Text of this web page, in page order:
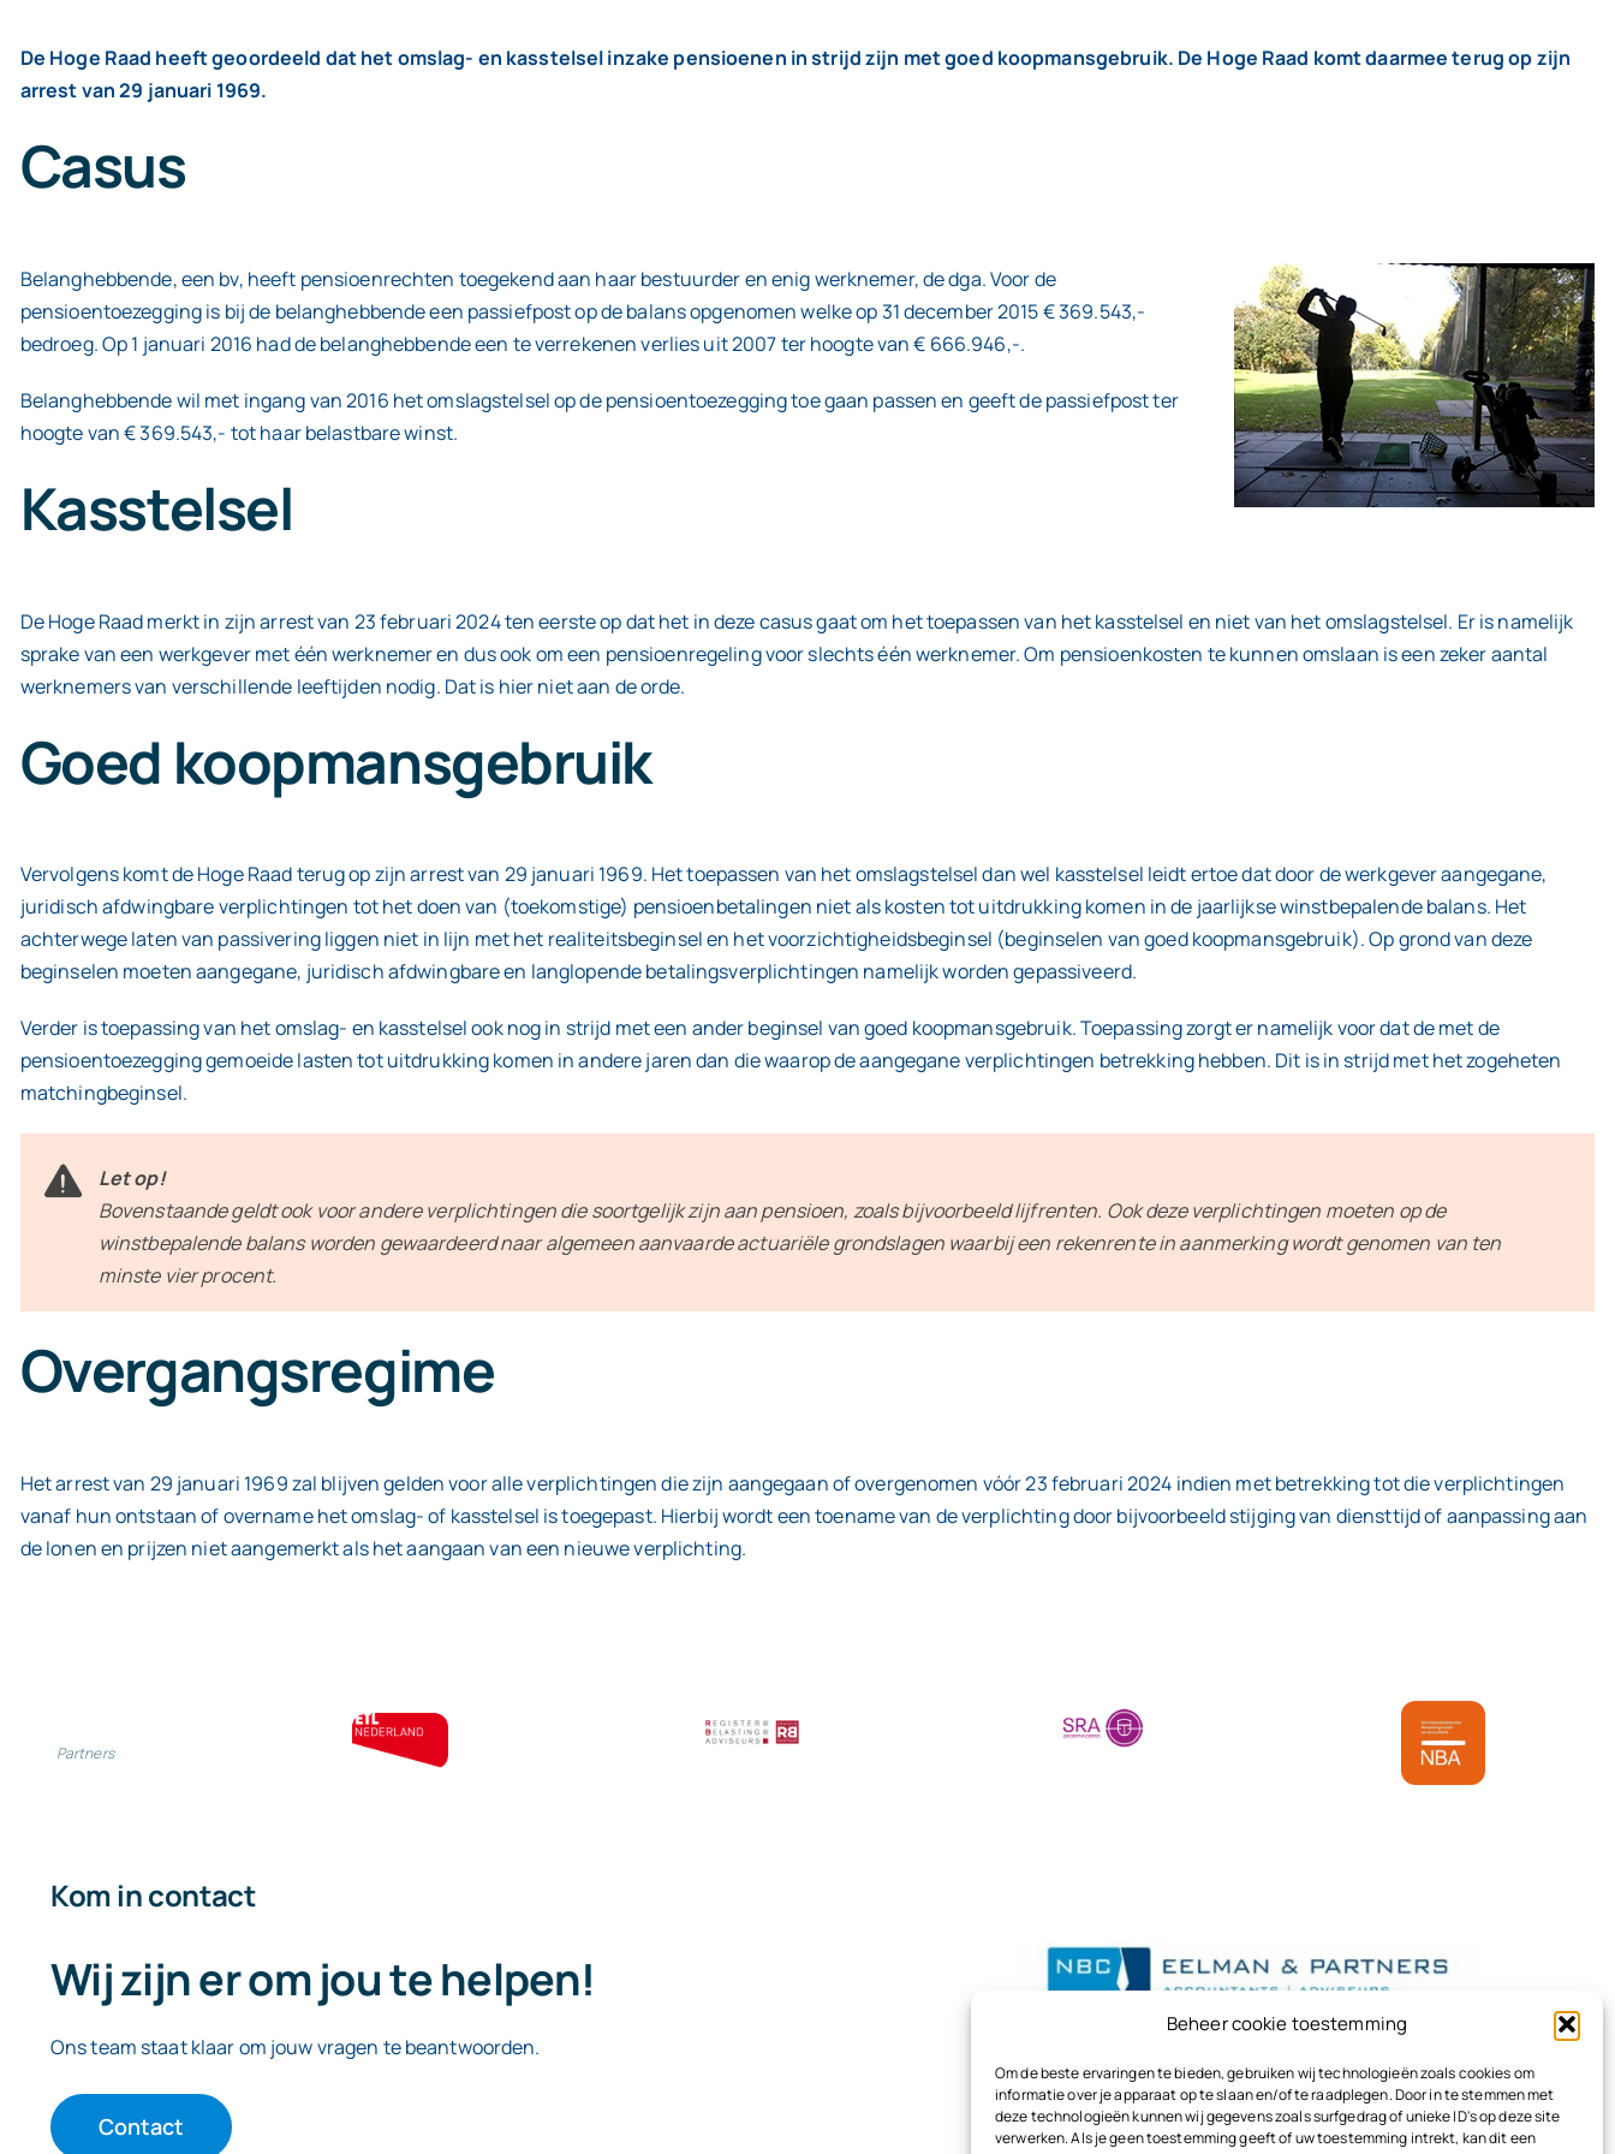
Beheer cookie toestemming
Om de beste ervaringen te bieden, gebruiken wij technologieën zoals cookies om
informatie over je apparaat op te slaan en/of te raadplegen. Door in te stemmen met
deze technologieën kunnen wij gegevens zoals surfgedrag of unieke ID's op deze site
verwerken. Als je geen toestemming geeft of uw toestemming intrekt, kan dit een
De Hoge Raad heeft geoordeeld dat het omslag- en kasstelsel inzake pensioenen in strijd zijn met goed koopmansgebruik. De Hoge Raad komt daarmee terug op zijn
arrest van 29 januari 1969.
Casus
Belanghebbende, een bv, heeft pensioenrechten toegekend aan haar bestuurder en enig werknemer, de dga. Voor de
pensioentoezegging is bij de belanghebbende een passiefpost op de balans opgenomen welke op 31 december 2015 € 369.543,-
bedroeg. Op 1 januari 2016 had de belanghebbende een te verrekenen verlies uit 2007 ter hoogte van € 666.946,-.
Belanghebbende wil met ingang van 2016 het omslagstelsel op de pensioentoezegging toe gaan passen en geeft de passiefpost ter
hoogte van € 369.543,- tot haar belastbare winst.
Kasstelsel
De Hoge Raad merkt in zijn arrest van 23 februari 2024 ten eerste op dat het in deze casus gaat om het toepassen van het kasstelsel en niet van het omslagstelsel. Er is namelijk
sprake van een werkgever met één werknemer en dus ook om een pensioenregeling voor slechts één werknemer. Om pensioenkosten te kunnen omslaan is een zeker aantal
werknemers van verschillende leeftijden nodig. Dat is hier niet aan de orde.
Goed koopmansgebruik
Vervolgens komt de Hoge Raad terug op zijn arrest van 29 januari 1969. Het toepassen van het omslagstelsel dan wel kasstelsel leidt ertoe dat door de werkgever aangegane,
juridisch afdwingbare verplichtingen tot het doen van (toekomstige) pensioenbetalingen niet als kosten tot uitdrukking komen in de jaarlijkse winstbepalende balans. Het
achterwege laten van passivering liggen niet in lijn met het realiteitsbeginsel en het voorzichtigheidsbeginsel (beginselen van goed koopmansgebruik). Op grond van deze
beginselen moeten aangegane, juridisch afdwingbare en langlopende betalingsverplichtingen namelijk worden gepassiveerd.
Verder is toepassing van het omslag- en kasstelsel ook nog in strijd met een ander beginsel van goed koopmansgebruik. Toepassing zorgt er namelijk voor dat de met de
pensioentoezegging gemoeide lasten tot uitdrukking komen in andere jaren dan die waarop de aangegane verplichtingen betrekking hebben. Dit is in strijd met het zogeheten
matchingbeginsel.
Let op!
Bovenstaande geldt ook voor andere verplichtingen die soortgelijk zijn aan pensioen, zoals bijvoorbeeld lijfrenten. Ook deze verplichtingen moeten op de
winstbepalende balans worden gewaardeerd naar algemeen aanvaarde actuariële grondslagen waarbij een rekenrente in aanmerking wordt genomen van ten
minste vier procent.
Overgangsregime
Het arrest van 29 januari 1969 zal blijven gelden voor alle verplichtingen die zijn aangegaan of overgenomen vóór 23 februari 2024 indien met betrekking tot die verplichtingen
vanaf hun ontstaan of overname het omslag- of kasstelsel is toegepast. Hierbij wordt een toename van de verplichting door bijvoorbeeld stijging van diensttijd of aanpassing aan
de lonen en prijzen niet aangemerkt als het aangaan van een nieuwe verplichting.
Partners
Kom in contact
Wij zijn er om jou te helpen!
Ons team staat klaar om jouw vragen te beantwoorden.
Contact